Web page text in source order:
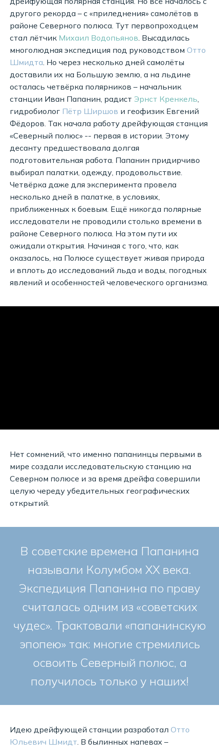
другого рекорда – с «приледнения» самолётов в
районе Северного полюса. Тут первопроходцем
стал лётчик Михаил Водопьянов. Высадилась
многолюдная экспедиция под руководством Отто
Шмидта. Но через несколько дней самолёты
доставили их на Большую землю, а на льдине
осталась четвёрка полярников – начальник
станции Иван Папанин, радист Эрнст Кренкель,
гидробиолог Пётр Ширшов и геофизик Евгений
Фёдоров. Так начала работу дрейфующая станция
«Северный полюс» -- первая в истории. Этому
десанту предшествовала долгая
подготовительная работа. Папанин придирчиво
выбирал палатки, одежду, продовольствие.
Четвёрка даже для эксперимента провела
несколько дней в палатке, в условиях,
приближенных к боевым. Ещё никогда полярные
исследователи не проводили столько времени в
районе Северного полюса. На этом пути их
ожидали открытия. Начиная с того, что, как
оказалось, на Полюсе существует живая природа
и вплоть до исследований льда и воды, погодных
явлений и особенностей человеческого организма.
Нет сомнений, что именно папанинцы первыми в
мире создали исследовательскую станцию на
Северном полюсе и за время дрейфа совершили
целую череду убедительных географических
открытий.
В советские времена Папанина
называли Колумбом ХХ века.
Экспедиция Папанина по праву
считалась одним из «советских
чудес». Трактовали «папанинскую
эпопею» так: многие стремились
освоить Северный полюс, а
получилось только у наших!
Идею дрейфующей станции разработал Отто
Юльевич Шмидт. В былинных напевах –